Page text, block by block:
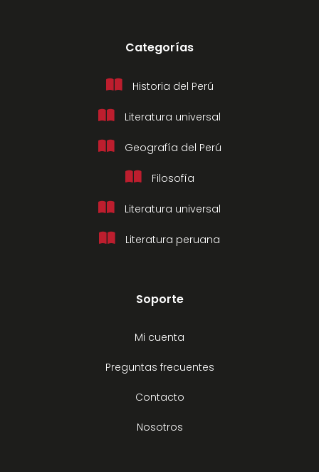
Categorías
Historia del Perú
Literatura universal
Geografía del Perú
Filosofía
Literatura universal
Literatura peruana
Soporte
Mi cuenta
Preguntas frecuentes
Contacto
Nosotros